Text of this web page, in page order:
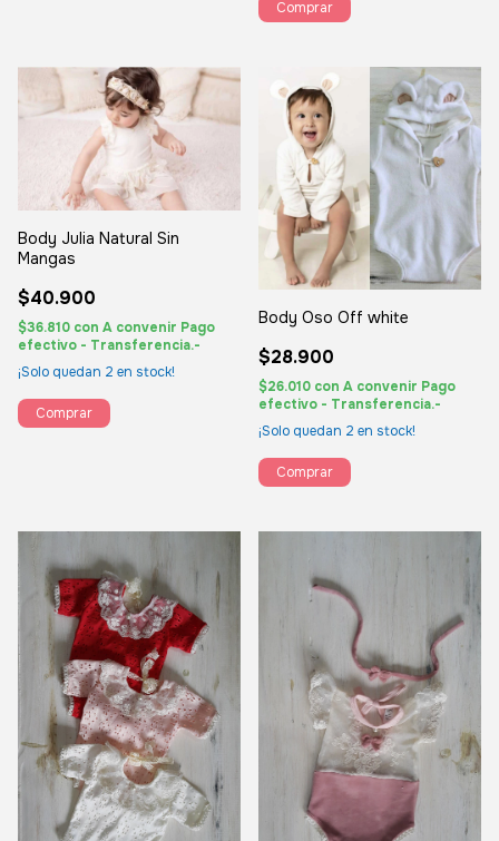
Comprar
Body Julia Natural Sin
Mangas
$40.900
$36.810 con A convenir Pago
efectivo - Transferencia.-
¡Solo quedan 2 en stock!
Comprar
Body Oso Off white
$28.900
$26.010 con A convenir Pago
efectivo - Transferencia.-
¡Solo quedan 2 en stock!
Comprar